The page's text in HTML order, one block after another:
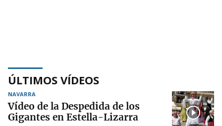
ÚLTIMOS VÍDEOS
NAVARRA
Vídeo de la Despedida de los
Gigantes en Estella-Lizarra